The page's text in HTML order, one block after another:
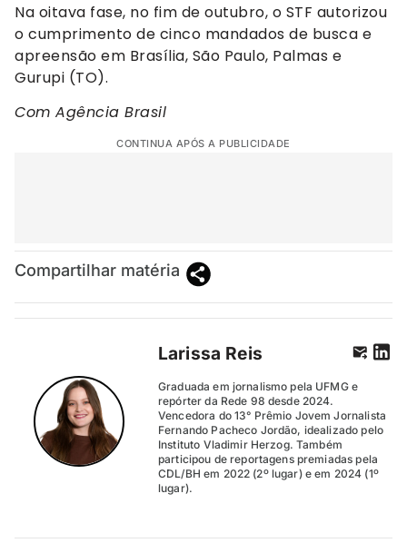
Na oitava fase, no fim de outubro, o STF autorizou
o cumprimento de cinco mandados de busca e
apreensão em Brasília, São Paulo, Palmas e
Gurupi (TO).
Com Agência Brasil
CONTINUA APÓS A PUBLICIDADE
Compartilhar matéria
Larissa Reis
Graduada em jornalismo pela UFMG e
repórter da Rede 98 desde 2024.
Vencedora do 13° Prêmio Jovem Jornalista
Fernando Pacheco Jordão, idealizado pelo
Instituto Vladimir Herzog. Também
participou de reportagens premiadas pela
CDL/BH em 2022 (2º lugar) e em 2024 (1º
lugar).